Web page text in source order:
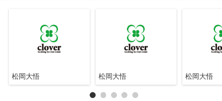
松岡大悟 松岡大悟 松岡大悟